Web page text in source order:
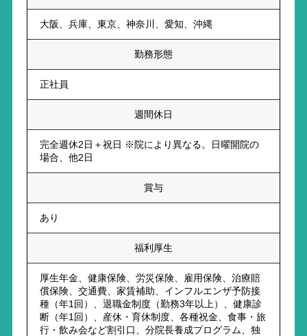
大阪、兵庫、東京、神奈川、愛知、沖縄
勤務形態
正社員
週間休日
完全週休2日＋祝日 ※院により異なる。日曜開院の
場合、他2日
賞与
あり
福利厚生
厚生年金、健康保険、労災保険、雇用保険、治療賠
償保険、交通費、家賃補助、インフルエンザ予防接
種（年1回）、退職金制度（勤務3年以上）、健康診
断（年1回）、産休・育休制度、各種祝金、食事・旅
行・飲み会など割引口、分院長養成プログラム、独